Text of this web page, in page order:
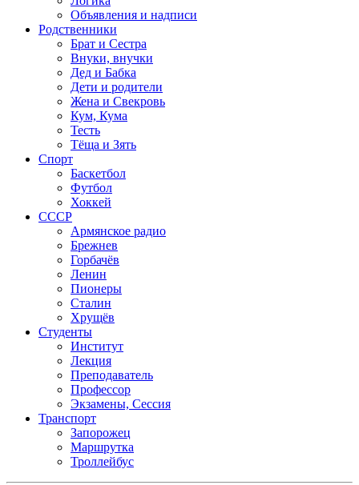
Объявления и надписи
Родственники
Брат и Сестра
Внуки, внучки
Дед и Бабка
Дети и родители
Жена и Свекровь
Кум, Кума
Тесть
Тёща и Зять
Спорт
Баскетбол
Футбол
Хоккей
СССР
Армянское радио
Брежнев
Горбачёв
Ленин
Пионеры
Сталин
Хрущёв
Студенты
Институт
Лекция
Преподаватель
Профессор
Экзамены, Сессия
Транспорт
Запорожец
Маршрутка
Троллейбус